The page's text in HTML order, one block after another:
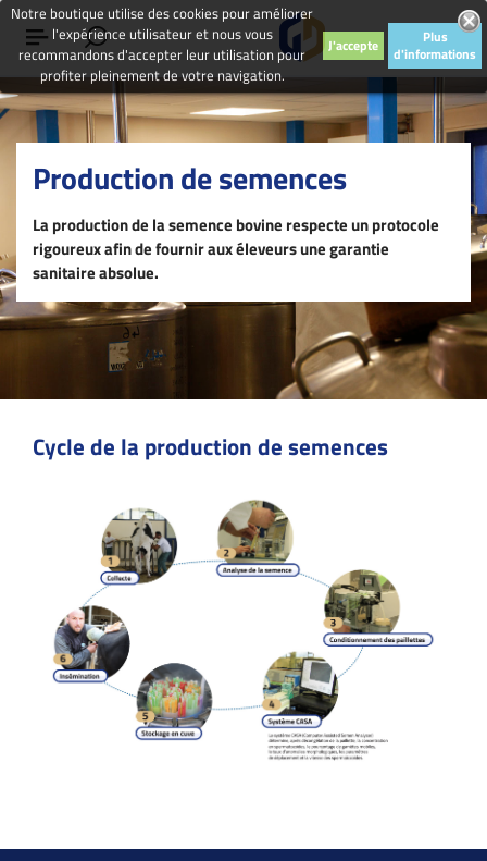
Production de semences
La production de la semence bovine respecte un protocole
rigoureux afin de fournir aux éleveurs une garantie
sanitaire absolue.
Cycle de la production de semences
Notre boutique utilise des cookies pour améliorer
l'expérience utilisateur et nous vous
recommandons d'accepter leur utilisation pour
profiter pleinement de votre navigation.
J'accepte
Plus
d'informations